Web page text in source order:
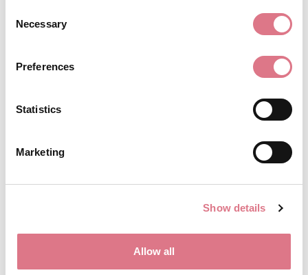
Selection
Necessary
Preferences
Statistics
Marketing
Show details
Allow all